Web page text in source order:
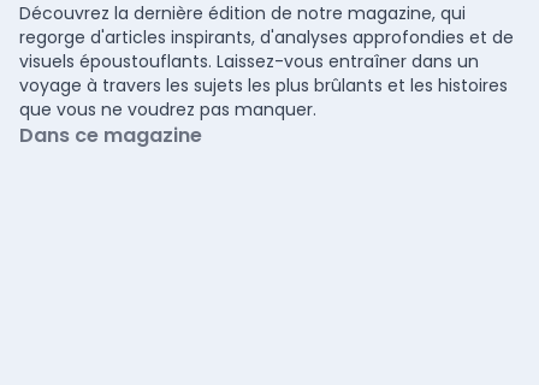
Découvrez la dernière édition de notre magazine, qui
regorge d'articles inspirants, d'analyses approfondies et de
visuels époustouflants. Laissez-vous entraîner dans un
voyage à travers les sujets les plus brûlants et les histoires
que vous ne voudrez pas manquer.
Dans ce magazine